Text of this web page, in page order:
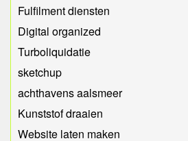
Fulfilment diensten
Digital organized
Turboliquidatie
sketchup
achthavens aalsmeer
Kunststof draaien
Website laten maken